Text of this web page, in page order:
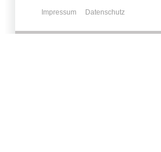
Impressum Datenschutz